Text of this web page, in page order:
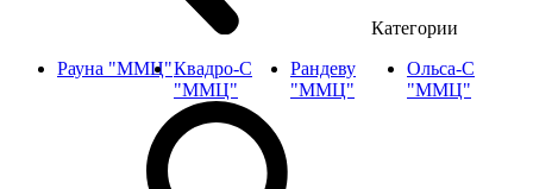
Категории
Рауна "ММЦ"Квадро-С
"ММЦ"
Рандеву
"ММЦ"
Ольса-С
"ММЦ"